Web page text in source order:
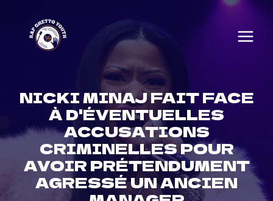
content
NICKI MINAJ FAIT FACE
À D'ÉVENTUELLES
ACCUSATIONS
CRIMINELLES POUR
AVOIR PRÉTENDUMENT
AGRESSÉ UN ANCIEN